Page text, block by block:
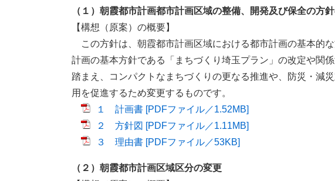
（１）朝霞都市計画都市計画区域の整備、開発及び保全の方
【構想（原案）の概要】
この方針は、朝霞都市計画区域における都市計画の基本的
計画の基本方針である「まちづくり埼玉プラン」の改定や関
踏まえ、コンパクトなまちづくりの更なる推進や、防災・減
用を促進するため変更するものです。
１ 計画書 [PDFファイル／1.52MB]
２ 方針図 [PDFファイル／1.11MB]
３ 理由書 [PDFファイル／53KB]
（２）朝霞都市計画区域区分の変更